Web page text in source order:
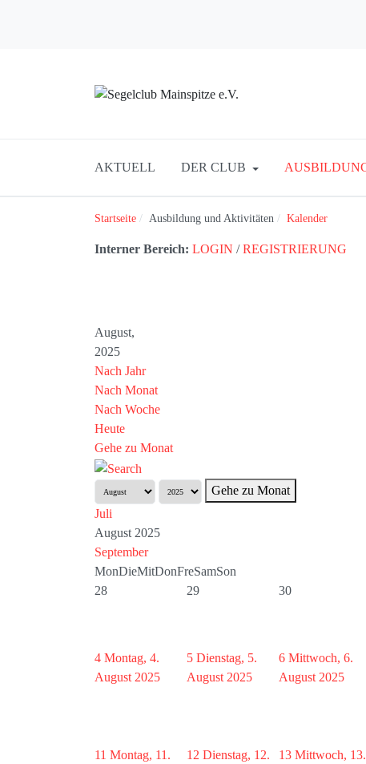
AKTUELL DER CLUB
Startseite Ausbildung und Aktivitäten Kalender
Interner Bereich: LOGIN /REGISTRIERUNG
August,
2025
Nach Jahr
Nach Monat
Nach Woche
Heute
Gehe zu Monat
Gehe zu Monat
Juli
August 2025
September
MonDieMitDonFreSamSon
28
29 30
4 Montag, 4.
August 2025
5 Dienstag, 5.
August 2025
6 Mittwoch, 6.
August 2025
11 Montag, 11.
12 Dienstag, 12.
13 Mittwoch, 13.